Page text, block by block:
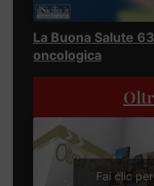
La Buona Salute
oncologica
Fai clic